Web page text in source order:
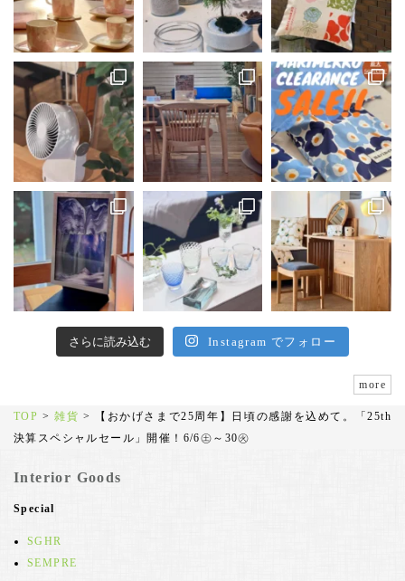
さらに読み込む Instagram でフォロー
more
TOP > 雑貨 >
【おかげさまで25周年】日頃の感謝を込めて。「25th
決算スペシャルセール」開催！6/6㊏～30㊋
Interior Goods
Special
SGHR
SEMPRE